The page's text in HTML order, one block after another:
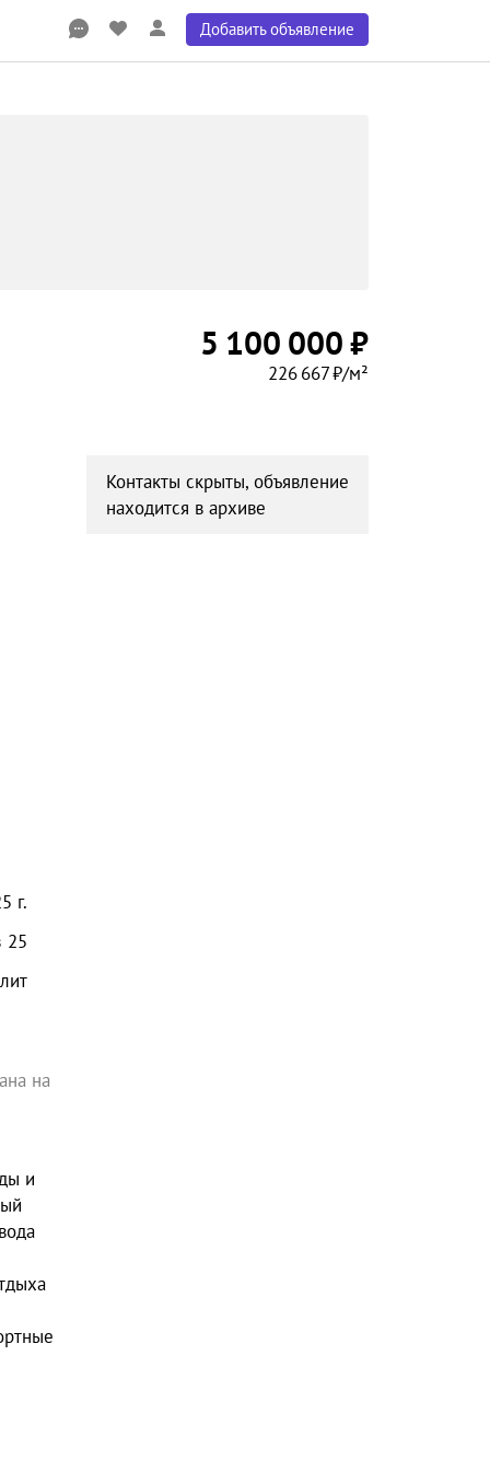
Добавить объявление
5 100 000 ₽
226 667 ₽/м²
г.
25
на
и
Контакты скрыты, объявление
находится в архиве